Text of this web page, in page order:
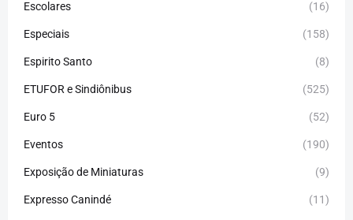
Escolares (16)
Especiais (158)
Espirito Santo (8)
ETUFOR e Sindiônibus (525)
Euro 5 (52)
Eventos (190)
Exposição de Miniaturas (9)
Expresso Canindé (11)